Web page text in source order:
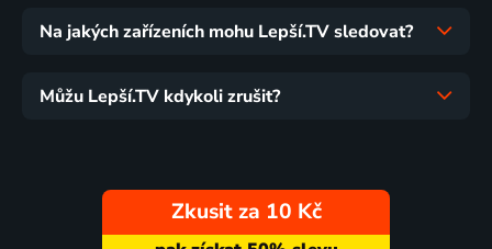
Na jakých zařízeních mohu Lepší.TV sledovat?
Můžu Lepší.TV kdykoli zrušit?
Zkusit za 10 Kč